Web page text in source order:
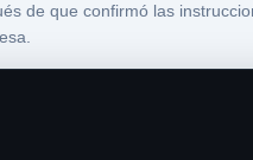
de que confirmó las